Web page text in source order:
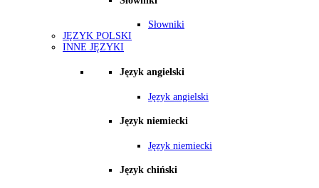
Słowniki
JĘZYK POLSKI
INNE JĘZYKI
Język angielski
Język angielski
Język niemiecki
Język niemiecki
Język chiński